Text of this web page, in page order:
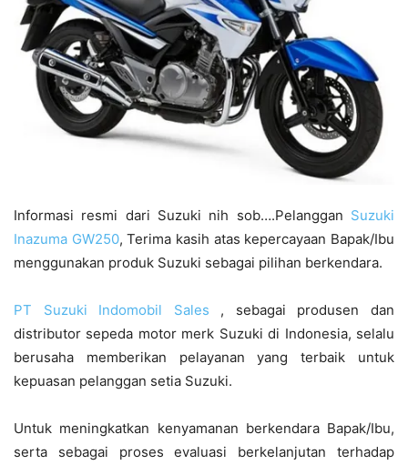
Informasi resmi dari Suzuki nih sob….Pelanggan Suzuki
Inazuma GW250, Terima kasih atas kepercayaan Bapak/Ibu
menggunakan produk Suzuki sebagai pilihan berkendara.
PT Suzuki Indomobil Sales , sebagai produsen dan
distributor sepeda motor merk Suzuki di Indonesia, selalu
berusaha memberikan pelayanan yang terbaik untuk
kepuasan pelanggan setia Suzuki.
Untuk meningkatkan kenyamanan berkendara Bapak/Ibu,
serta sebagai proses evaluasi berkelanjutan terhadap